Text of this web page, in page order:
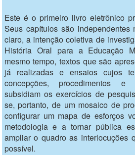
Este é o primeiro livro eletrônico
Seus capítulos são independentes
claro, a intenção coletiva de
História Oral para a Educação
mesmo tempo, textos que são
já realizadas e ensaios cujos
concepções, procedimentos e
subsidiam os exercícios de
se, portanto, de um mosaico de
configurar um mapa de esforços
metodologia e a tornar pública
ampliar o quadro as interlocuções
possível.